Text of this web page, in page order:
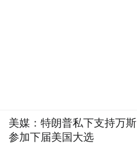
美媒：特朗普私下支持万斯
参加下届美国大选